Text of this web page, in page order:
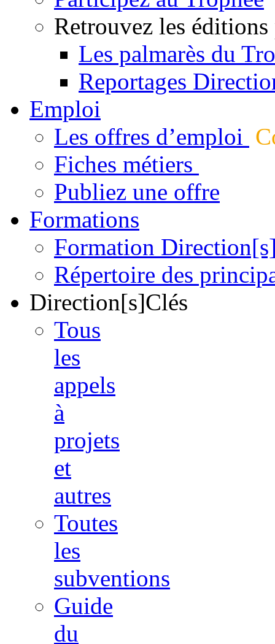
Retrouvez les éditions
Les palmarès du
Reportages
Emploi
Les offres d’emploi
Fiches métiers
Publiez une offre
Formations
Formation
Répertoire des
Direction[s]Clés
Tous
les
appels
à
projets
et
autres
Toutes
les
subventions
Guide
du